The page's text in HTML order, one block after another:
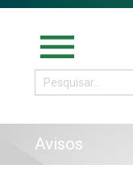
menu
Avisos